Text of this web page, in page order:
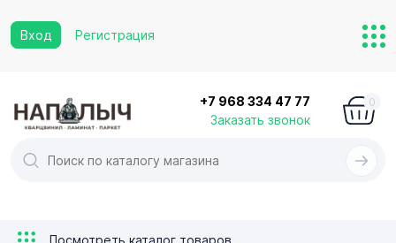
Вход Регистрация
+7 968 334 47 77
Заказать звонок
0
Посмотреть каталог товаров